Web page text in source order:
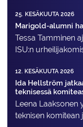
25. KESÄKUUTA 2026
Marigold-alumni
Tessa Tamminen
ISU:n
12. KESÄKUUTA 2026
Ida Hellström
teknisessä
Leena Laaksonen
teknisen komitean